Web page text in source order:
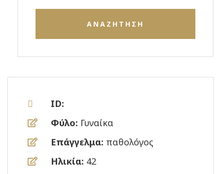
ΑΝΑΖΗΤΗΣΗ
ID:
Φύλο: Γυναίκα
Επάγγελμα: παθολόγος
Ηλικία: 42